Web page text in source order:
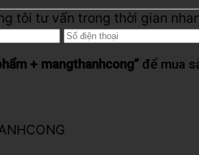
tôi tư vấn trong thời gian
+ mangthanhcong” để mua